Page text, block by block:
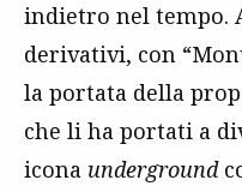
indietro nel tempo.
derivativi, con
la portata della
che li ha portati a
icona underground